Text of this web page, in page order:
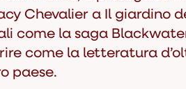
Chevalier a Il giardino
come la saga
come la letteratura
paese.